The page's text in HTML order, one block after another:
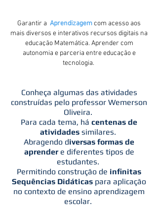
Garantir a Aprendizagemcom acesso aos
mais diversos e interativos recursos digitais na
educação Matemática. Aprender com
autonomia e parceria entre educação e
tecnologia.
Conheça algumas das atividades
construídas pelo professor Wemerson
Oliveira.
Para cada tema, há centenas de
atividades similares.
Abragendo diversas formas de
aprendere diferentes tipos de
estudantes.
Permitindo construção de infinitas
Sequências Didáticas para aplicação
no contexto de ensino aprendizagem
escolar.